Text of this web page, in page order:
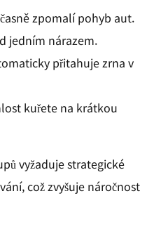
zpomalí pohyb aut.
jedním nárazem.
přitahuje zrna v
kuřete na krátkou
vyžaduje strategické
což zvyšuje náročnost